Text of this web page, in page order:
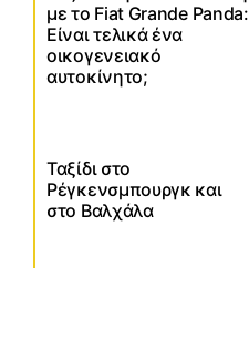
με το Fiat Grande Panda:
Είναι τελικά ένα
οικογενειακό
αυτοκίνητο;
Ταξίδι στο
Ρέγκενσμπουργκ και
στο Βαλχάλα